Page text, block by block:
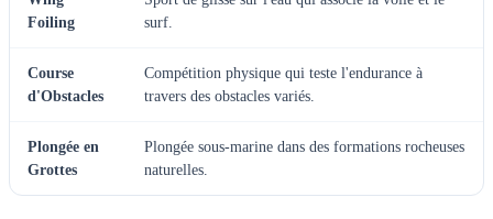
Foiling
surf.
Course
d'Obstacles
Compétition physique qui teste l'endurance à
travers des obstacles variés.
Plongée en
Grottes
Plongée sous-marine dans des formations rocheuses
naturelles.